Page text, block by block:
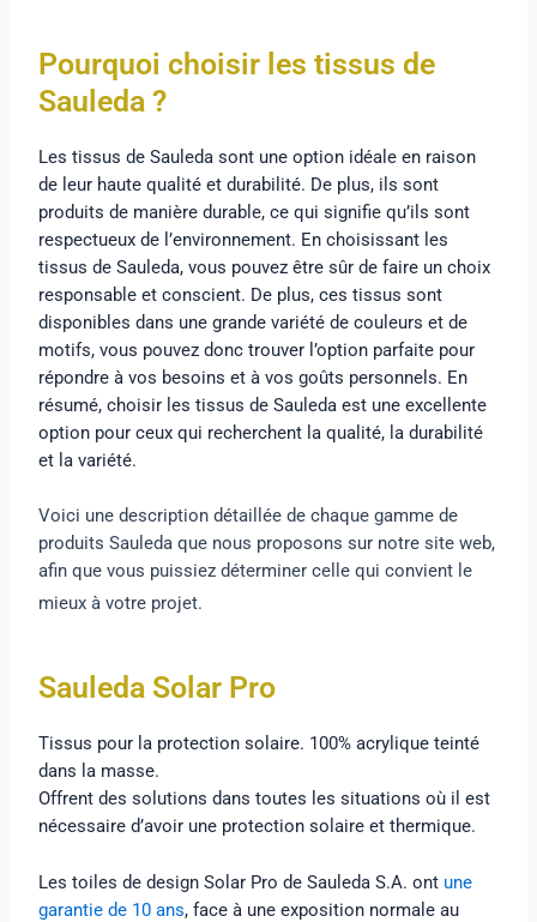
Pourquoi choisir les tissus de
Sauleda ?
Les tissus de Sauleda sont une option idéale en raison
de leur haute qualité et durabilité. De plus, ils sont
produits de manière durable, ce qui signifie qu’ils sont
respectueux de l’environnement. En choisissant les
tissus de Sauleda, vous pouvez être sûr de faire un choix
responsable et conscient. De plus, ces tissus sont
disponibles dans une grande variété de couleurs et de
motifs, vous pouvez donc trouver l’option parfaite pour
répondre à vos besoins et à vos goûts personnels. En
résumé, choisir les tissus de Sauleda est une excellente
option pour ceux qui recherchent la qualité, la durabilité
et la variété.
Voici une description détaillée de chaque gamme de
produits Sauleda que nous proposons sur notre site web,
afin que vous puissiez déterminer celle qui convient le
mieux à votre projet.
Sauleda Solar Pro
Tissus pour la protection solaire. 100% acrylique teinté
dans la masse.
Offrent des solutions dans toutes les situations où il est
nécessaire d’avoir une protection solaire et thermique.
Les toiles de design Solar Pro de Sauleda S.A. ont une
garantie de 10 ans, face à une exposition normale au